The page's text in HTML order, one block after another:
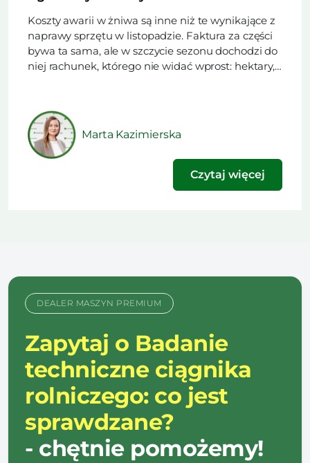
Koszty awarii w żniwa są inne niż te wynikające z
naprawy sprzętu w listopadzie. Faktura za części
bywa ta sama, ale w szczycie sezonu dochodzi do
niej rachunek, którego nie widać wprost: hektary,
powodu na serwis w […]
Marta Kazimierska
Czytaj więcej
DEALER MASZYN PREMIUM
Zapytaj o Badanie
techniczne ciągnika
rolniczego: co jest
sprawdzane?
- chętnie pomożemy!